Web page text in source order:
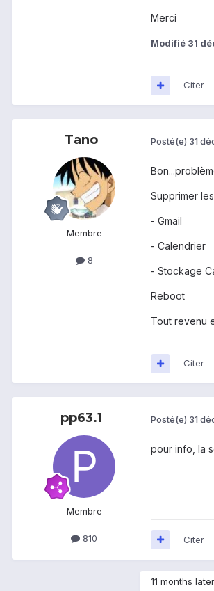
Merci
Modifié 31
Citer
Tano
Membre
8
Posté(e) 31
Supprimer
- Gmail
- Calendrier
- Stockage
Reboot
Tout revenu
Citer
pp63.1
Membre
810
Posté(e) 31
pour info, la
Citer
11 months